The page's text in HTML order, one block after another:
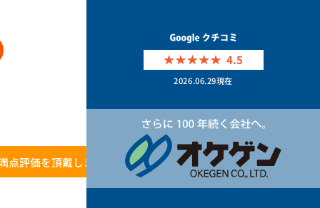
4.5
2026.06.29現在
点評価を頂戴しました！